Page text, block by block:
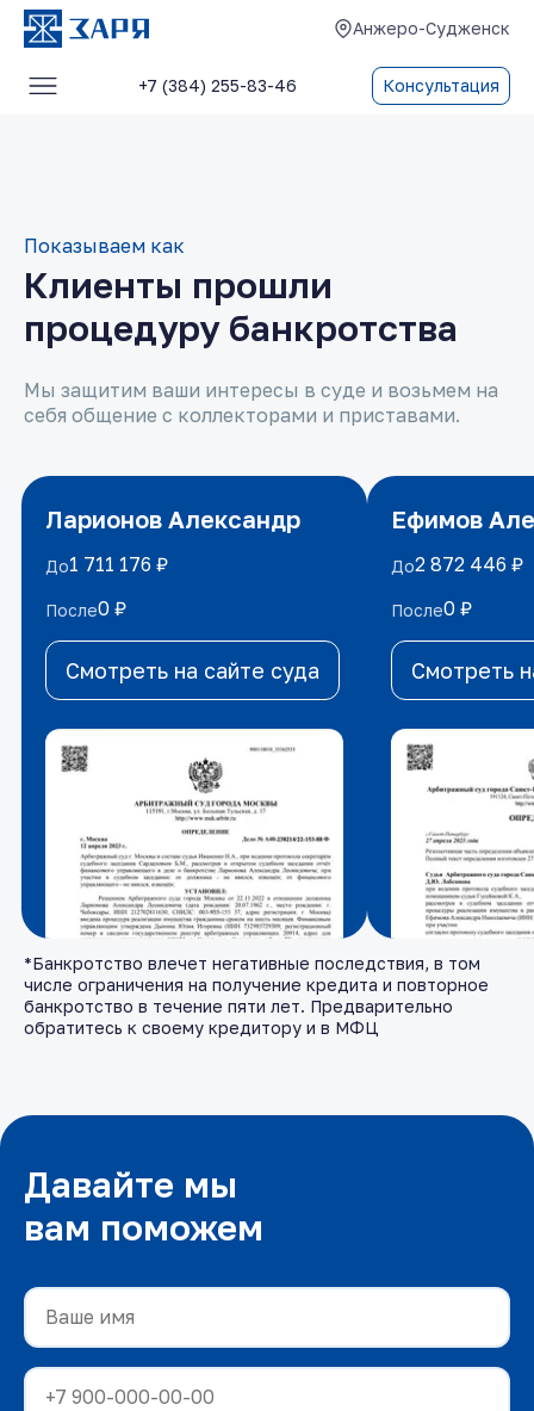
Анжеро-Судженск
+7 (384) 255-83-46 Консультация
Блог
Отзывы
Контакты
Показываем как
Клиенты прошли
процедуру банкротства
Мы защитим ваши интересы в суде и возьмем на
себя общение с коллекторами и приставами.
Ларионов Александр
До1 711 176 ₽
После0 ₽
Смотреть на сайте суда
Ефимов
До2 872 446 ₽
После0 ₽
Смотреть
Ларионов Александр
До1 711 176 ₽
После0 ₽
Смотреть на сайте суда
Ефимов
До2 872 446 ₽
После0 ₽
Смотреть
*Банкротство влечет негативные последствия, в том
числе ограничения на получение кредита и повторное
банкротство в течение пяти лет. Предварительно
обратитесь к своему кредитору и в МФЦ
Давайте мы
вам поможем